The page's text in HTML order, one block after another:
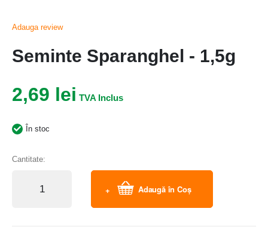
Adauga review
Seminte Sparanghel - 1,5g
2,69 lei
În stoc
Cantitate:
Adaugă în Coș